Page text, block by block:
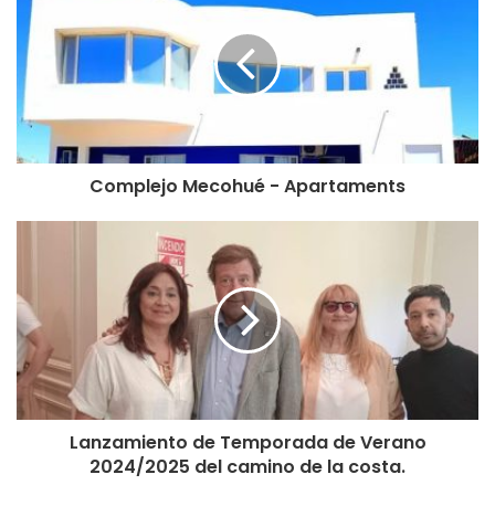
o
w
e
b
Complejo Mecohué - Apartaments
Lanzamiento de Temporada de Verano
2024/2025 del camino de la costa.